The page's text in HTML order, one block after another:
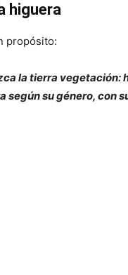
higuera
propósito:
la tierra vegetación:
su género, con